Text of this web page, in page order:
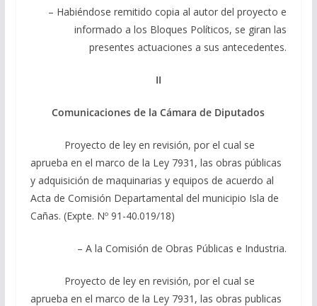
– Habiéndose remitido copia al autor del proyecto e
informado a los Bloques Políticos, se giran las
presentes actuaciones a sus antecedentes.
II
Comunicaciones de la Cámara de Diputados
Proyecto de ley en revisión, por el cual se
aprueba en el marco de la Ley 7931, las obras públicas
y adquisición de maquinarias y equipos de acuerdo al
Acta de Comisión Departamental del municipio Isla de
Cañas. (Expte. Nº 91-40.019/18)
– A la Comisión de Obras Públicas e Industria.
Proyecto de ley en revisión, por el cual se
aprueba en el marco de la Ley 7931, las obras publicas